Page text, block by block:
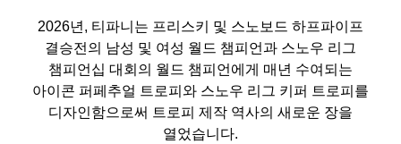
2026년, 티파니는 프리스키 및 스노보드 하프파이프
결승전의 남성 및 여성 월드 챔피언과 스노우 리그
챔피언십 대회의 월드 챔피언에게 매년 수여되는
아이콘 퍼페추얼 트로피와 스노우 리그 키퍼 트로피를
디자인함으로써 트로피 제작 역사의 새로운 장을
열었습니다.